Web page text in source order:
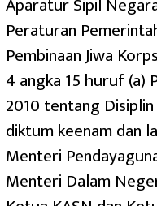
Peraturan
Pembinaan Jiwa
4 angka 15 huruf
2010 tentang
diktum keenam dan
Menteri
Menteri Dalam